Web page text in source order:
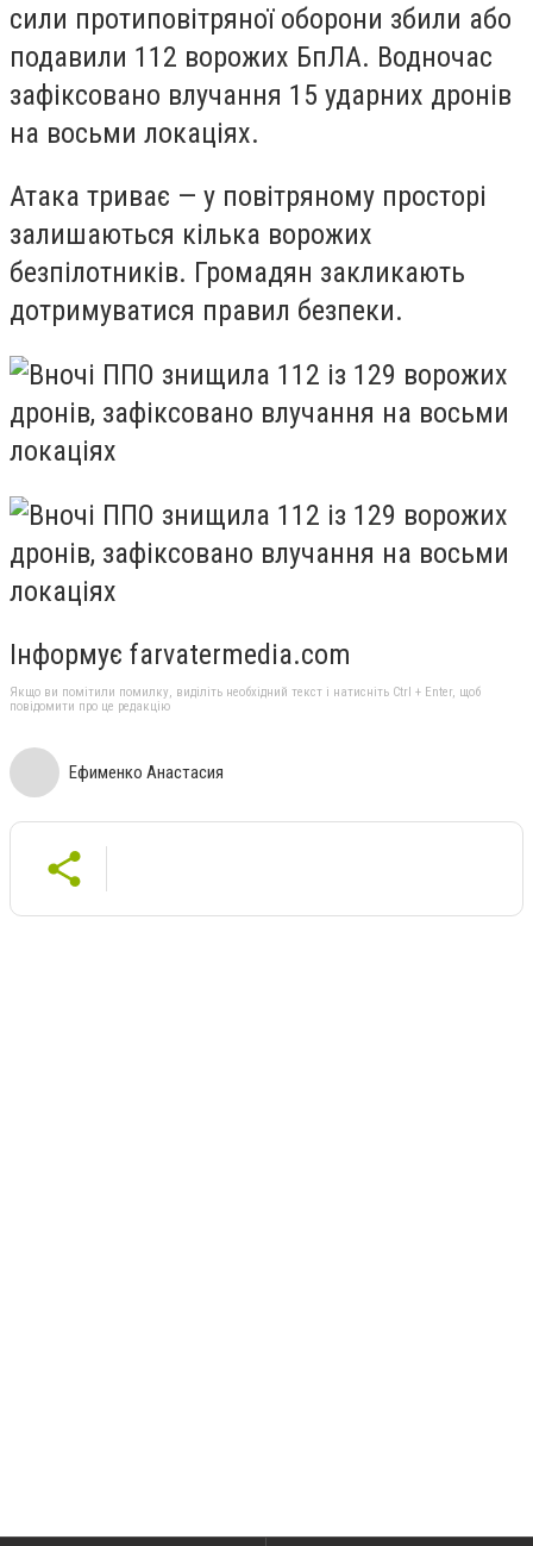
сили протиповітряної оборони збили або
подавили 112 ворожих БпЛА. Водночас
зафіксовано влучання 15 ударних дронів
на восьми локаціях.
Атака триває — у повітряному просторі
залишаються кілька ворожих
безпілотників. Громадян закликають
дотримуватися правил безпеки.
Інформує farvatermedia.com
Якщо ви помітили помилку, виділіть необхідний текст і натисніть Ctrl + Enter, щоб
повідомити про це редакцію
Ефименко Анастасия